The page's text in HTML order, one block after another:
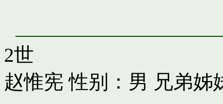
2世
赵惟宪 性别：男 兄弟姊